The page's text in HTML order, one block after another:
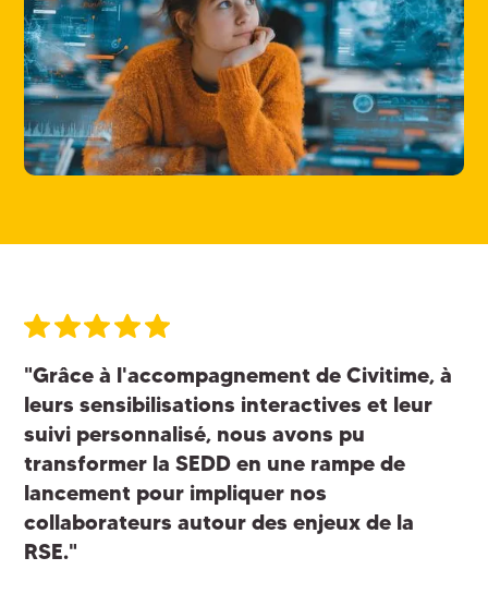
"Grâce à l'accompagnement de Civitime, à
leurs sensibilisations interactives et leur
suivi personnalisé, nous avons pu
transformer la SEDD en une rampe de
lancement pour impliquer nos
collaborateurs autour des enjeux de la
RSE."